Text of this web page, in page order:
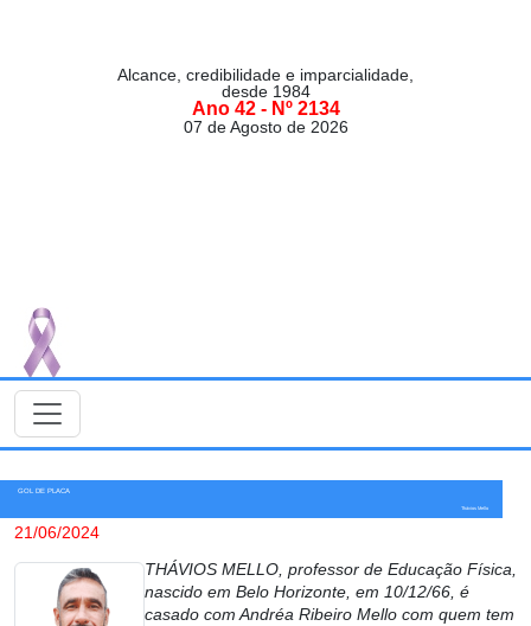
Alcance, credibilidade e imparcialidade,
desde 1984
Ano 42 - Nº 2134
07 de Agosto de 2026
GOL DE PLACA
Thávios Mello
21/06/2024
THÁVIOS MELLO, professor de Educação Física,
nascido em Belo Horizonte, em 10/12/66, é
casado com Andréa Ribeiro Mello com quem tem